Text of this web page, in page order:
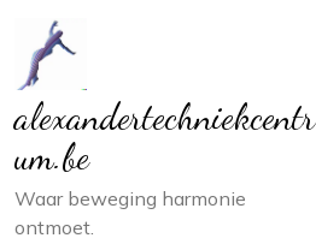
inhoud
alexandertechniekcentr
um.be
Waar beweging harmonie
ontmoet.